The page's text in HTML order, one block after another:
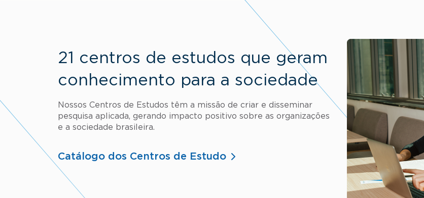
21 centros de estudos que geram
conhecimento para a sociedade
Nossos Centros de Estudos têm a missão de criar e disseminar
pesquisa aplicada, gerando impacto positivo sobre as organizações
e a sociedade brasileira.
Catálogo dos Centros de Estudo